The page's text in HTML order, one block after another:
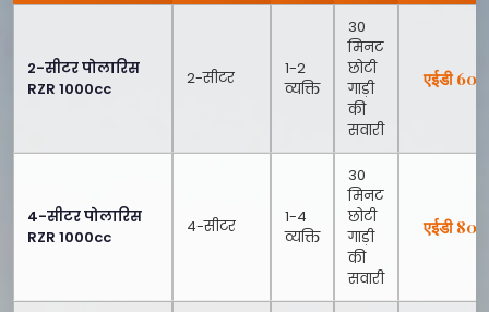
2-सीटर पोलारिस
RZR 1000cc
2-सीटर
1-2
व्यक्ति
30
मिनट
छोटी
गाड़ी
की
सवारी
एईडी 600
4-सीटर पोलारिस
RZR 1000cc
4-सीटर
1-4
व्यक्ति
30
मिनट
छोटी
गाड़ी
की
सवारी
एईडी 800